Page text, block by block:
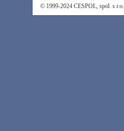
© 1999-2024 CESPOL, spol. s r.o.